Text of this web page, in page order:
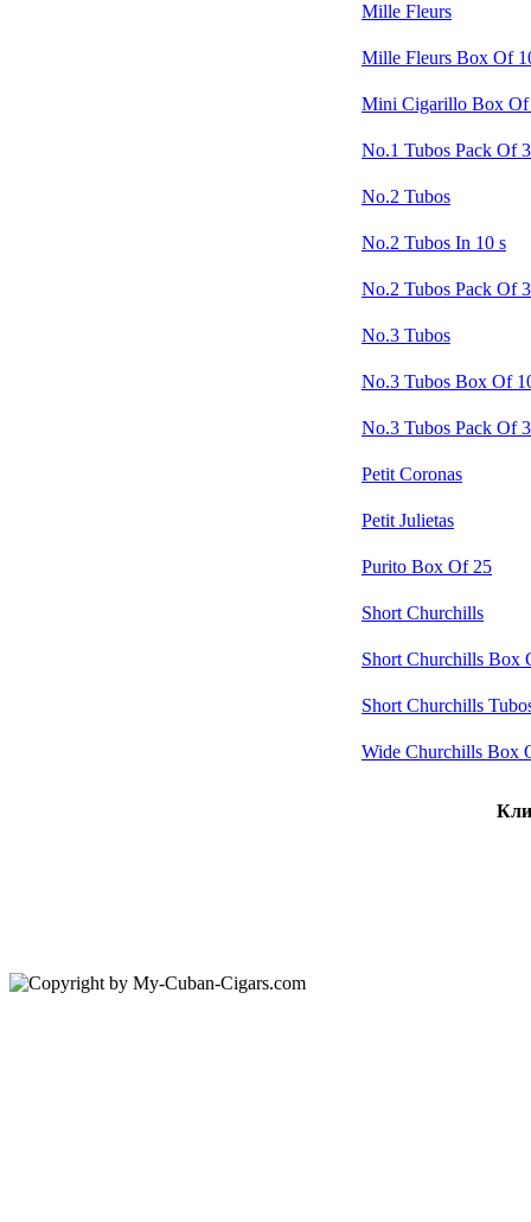
Mille Fleurs
Mille Fleurs Box Of
Mini Cigarillo Box Of
No.1 Tubos Pack Of 3
No.2 Tubos
No.2 Tubos In 10 s
No.2 Tubos Pack Of 3
No.3 Tubos
No.3 Tubos Box Of
No.3 Tubos Pack Of 3
Petit Coronas
Petit Julietas
Purito Box Of 25
Short Churchills
Short Churchills Box
Short Churchills
Wide Churchills Box